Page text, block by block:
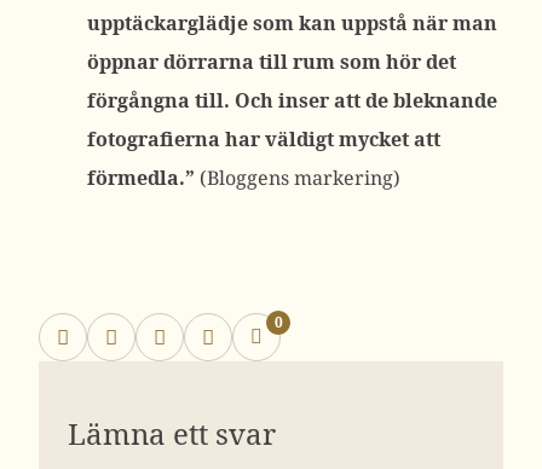
upptäckarglädje som kan uppstå när man
öppnar dörrarna till rum som hör det
förgångna till. Och inser att de bleknande
fotografierna har väldigt mycket att
förmedla.” (Bloggens markering)
0
Lämna ett svar